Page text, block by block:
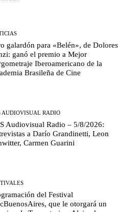
galardón para «Belén», de Dolores
ganó el premio a Mejor
Iberoamericano de la
Brasileña de Cine
AUDIOVISUAL RADIO
Audiovisual Radio – 5/8/2026:
a Darío Grandinetti, Leon
Carmen Guarini
del Festival
que le otorgará un